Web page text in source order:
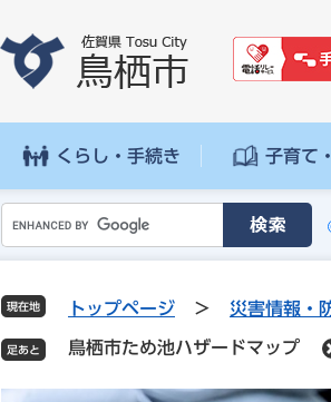
くらし・手続き 子育て
o
g
l
e
現在地 トップページ > 災害情報・
鳥栖市ため池ハザードマップ